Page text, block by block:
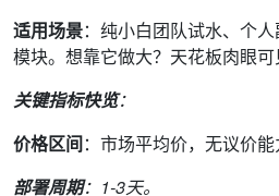
适用场景：纯小白团队试水、个
模块。想靠它做大？天花板肉眼可
关键指标快览：
价格区间：市场平均价，无议价能
部署周期：1-3天。